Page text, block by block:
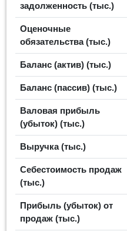
задолженность (тыс.)
Оценочные
обязательства (тыс.)
Баланс (актив) (тыс.)
Баланс (пассив) (тыс.)
Валовая прибыль
(убыток) (тыс.)
Выручка (тыс.)
Себестоимость продаж
(тыс.)
Прибыль (убыток) от
продаж (тыс.)